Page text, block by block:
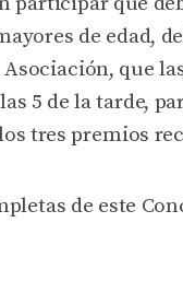
de edad,
Asociación, que
5 de la tarde,
tres premios
de este